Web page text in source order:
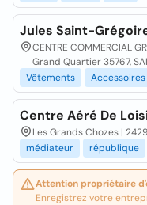
Jules Saint-
CENTRE COMMERCIAL
Grand Quartier 35767,
Vêtements
Accessoires
Centre Aéré De
Les Grands Chozes |
médiateur
république
Attention propriétaire
Enregistrez votre